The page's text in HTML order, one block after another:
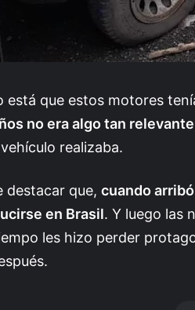
está que estos motores
no era algo tan relevante
realizaba.
destacar que, cuando
en Brasil. Y luego las
les hizo perder